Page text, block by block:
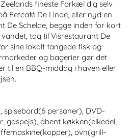
fineste Forkæl dig selv
Eetcafé De Linde, eller nyd en
De Schelde, begge inden for kort
tag til Visrestaurant De
sine lokalt fangede fisk og
og bagerier gør det
til en BBQ-middag i haven eller
spisebord(6 personer), DVD-
gaspejs), åbent køkken(elkedel,
ovn(grill-